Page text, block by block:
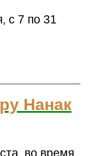
с 7 по 31
Нанак
во время